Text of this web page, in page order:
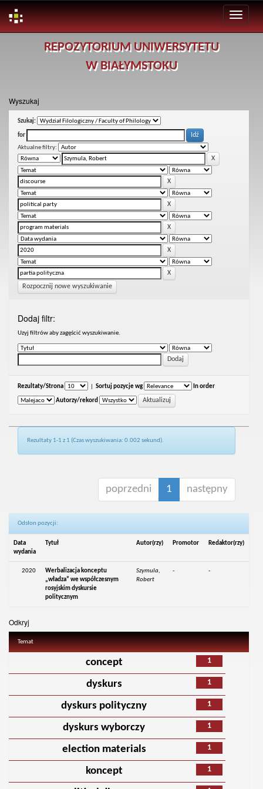
REPOZYTORIUM UNIWERSYTETU
W BIAŁYMSTOKU
Wyszukaj
Szukaj:
for
Aktualne filtry:
Rozpocznij nowe wyszukiwanie
Dodaj filtr:
Uzyj filtrów aby zagęścić wyszukiwanie.
Rezultaty/Strona Sortuj pozycje wg In order
Autorzy/rekord
Rezultaty 1-1 z 1 (Czas wyszukiwania: 0.002 sekund).
poprzedni 1 następny
Odsłon pozycji:
Data
wydania
Tytuł Autor(rzy) Promotor Redaktor(rzy)
2020
Werbalizacja konceptu
„władza” we współczesnym
rosyjskim dyskursie
politycznym
Szymula,
Robert
- -
Odkryj
Temat
1
concept
1
dyskurs
1
dyskurs polityczny
1
dyskurs wyborczy
1
election materials
1
koncept